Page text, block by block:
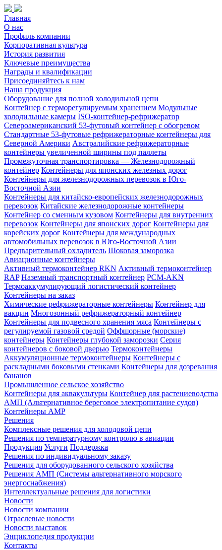
Главная
О нас
Профиль компании
Корпоративная культура
История развития
Ключевые преимущества
Награды и квалификации
Присоединяйтесь к нам
Наша продукция
Оборудование для полной холодильной цепи
Контейнер с терморегулируемым хранением Модульные
холодильные камеры ISO-контейнер-рефрижератор
Североамериканский 53-футовый контейнер с обогревом
Стандартные 53-футовые рефрижераторные контейнеры для
Северной Америки Австралийские рефрижераторные
контейнеры увеличенной ширины под паллеты
Промежуточная транспортировка — Железнодорожный
контейнер Контейнеры для японских железных дорог
Контейнеры для железнодорожных перевозок в Юго-
Восточной Азии
Контейнеры для китайско-европейских железнодорожных
перевозок Китайские железнодорожные контейнеры
Контейнер со сменным кузовом Контейнеры для внутренних
перевозок Контейнеры для японских дорог Контейнеры для
корейских дорог Контейнеры для международных
автомобильных перевозок в Юго-Восточной Азии
Предварительный охладитель Шоковая заморозка
Авиационные контейнеры
Активный термоконтейнер RKN Активный термоконтейнер
RAP Наземный транспортный контейнер PCM-AKN
Термоаккумулирующий логистический контейнер
Контейнеры на заказ
Химическиe рефрижераторныe контейнеры Контейнер для
вакцин Многозонный рефрижераторный контейнер
Контейнеры для подвесного хранения мяса Контейнеры с
регулируемой газовой средой Оффшорныe (морскиe)
контейнеры Контейнеры глубокой заморозки Серия
контейнеров с боковой дверью Термоконтейнеры
Аккумуляционные термоконтейнеры Контейнеры с
раскладными боковыми стенками Контейнеры для дозревания
бананов
Промышленное сельское хозяйство
Контейнеры для аквакультуры Контейнер для растениеводства
AMП (Альтернативное береговое электропитание судов)
Контейнеры АМР
Решения
Комплексные решения для холодовой цепи
Решения по температурному контролю в авиации
Продукция Услуги Поддержка
Решения по индивидуальному заказу
Решения для оборудованного сельского хозяйства
Решения АМП (Системы альтернативного морского
энергоснабжения)
Интеллектуальные решения для логистики
Новости
Новости компании
Отраслевые новости
Новости выставок
Энциклопедия продукции
Контакты